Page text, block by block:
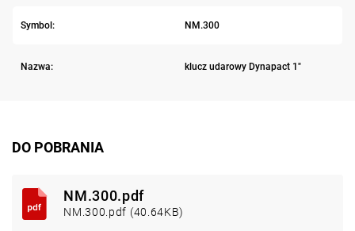
Symbol: NM.300
Nazwa: klucz udarowy Dynapact 1"
DO POBRANIA
NM.300.pdf
NM.300.pdf (40.64KB)